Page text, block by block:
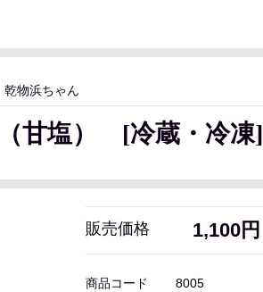
乾物浜ちゃん
甘塩） [冷蔵・冷凍]
販売価格 1,100円
商品コード 8005